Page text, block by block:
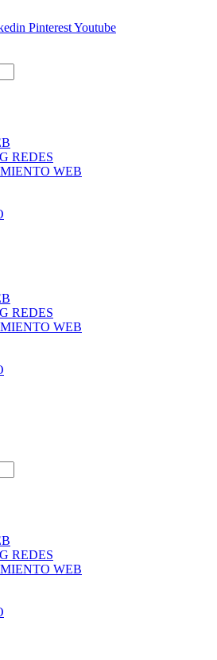
PinterestYoutube
REDES
WEB
REDES
WEB
REDES
WEB